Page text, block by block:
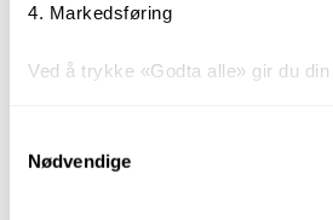
Markedsføring
Ved å trykke «Godta alle» gir du
Nødvendige